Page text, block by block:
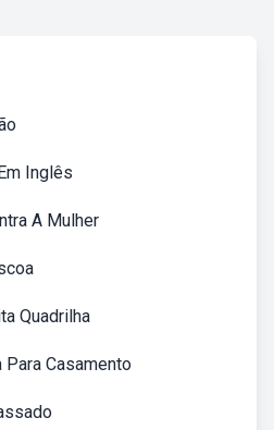
Inglês
A Mulher
Quadrilha
Casamento